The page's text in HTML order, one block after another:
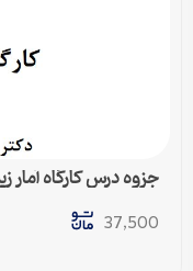
جزوه درس کارگاه
37,500